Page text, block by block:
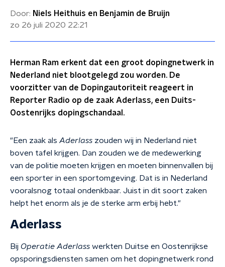
Door: Niels Heithuis en Benjamin de Bruijn
zo 26 juli 2020 22:21
Herman Ram erkent dat een groot dopingnetwerk in
Nederland niet blootgelegd zou worden. De
voorzitter van de Dopingautoriteit reageert in
Reporter Radio op de zaak Aderlass, een Duits-
Oostenrijks dopingschandaal.
"Een zaak als Aderlass zouden wij in Nederland niet
boven tafel krijgen. Dan zouden we de medewerking
van de politie moeten krijgen en moeten binnenvallen bij
een sporter in een sportomgeving. Dat is in Nederland
vooralsnog totaal ondenkbaar. Juist in dit soort zaken
helpt het enorm als je de sterke arm erbij hebt."
Aderlass
Bij Operatie Aderlass werkten Duitse en Oostenrijkse
opsporingsdiensten samen om het dopingnetwerk rond